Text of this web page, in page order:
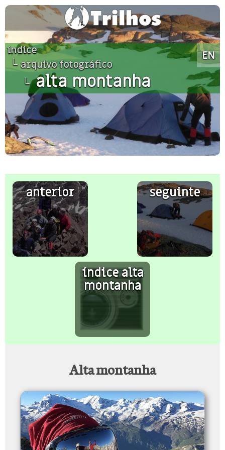
EN
índice
└arquivo fotográfico
└ alta montanha
anterior seguinte
índice alta
montanha
Alta montanha